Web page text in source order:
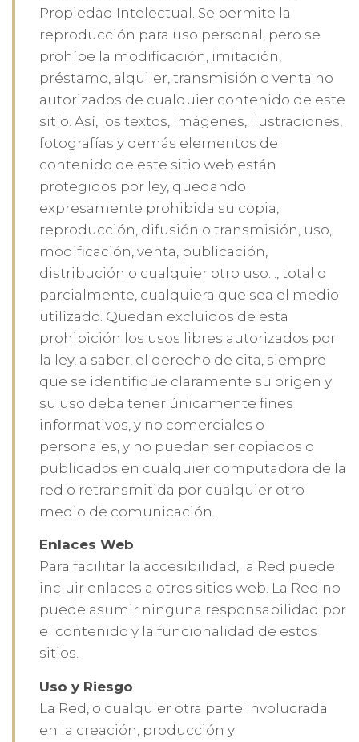
Propiedad Intelectual. Se permite la
reproducción para uso personal, pero se
prohíbe la modificación, imitación,
préstamo, alquiler, transmisión o venta no
autorizados de cualquier contenido de este
sitio. Así, los textos, imágenes, ilustraciones,
fotografías y demás elementos del
contenido de este sitio web están
protegidos por ley, quedando
expresamente prohibida su copia,
reproducción, difusión o transmisión, uso,
modificación, venta, publicación,
distribución o cualquier otro uso. ., total o
parcialmente, cualquiera que sea el medio
utilizado. Quedan excluidos de esta
prohibición los usos libres autorizados por
la ley, a saber, el derecho de cita, siempre
que se identifique claramente su origen y
su uso deba tener únicamente fines
informativos, y no comerciales o
personales, y no puedan ser copiados o
publicados en cualquier computadora de la
red o retransmitida por cualquier otro
medio de comunicación.
Enlaces Web
Para facilitar la accesibilidad, la Red puede
incluir enlaces a otros sitios web. La Red no
puede asumir ninguna responsabilidad por
el contenido y la funcionalidad de estos
sitios.
Uso y Riesgo
La Red, o cualquier otra parte involucrada
en la creación, producción y